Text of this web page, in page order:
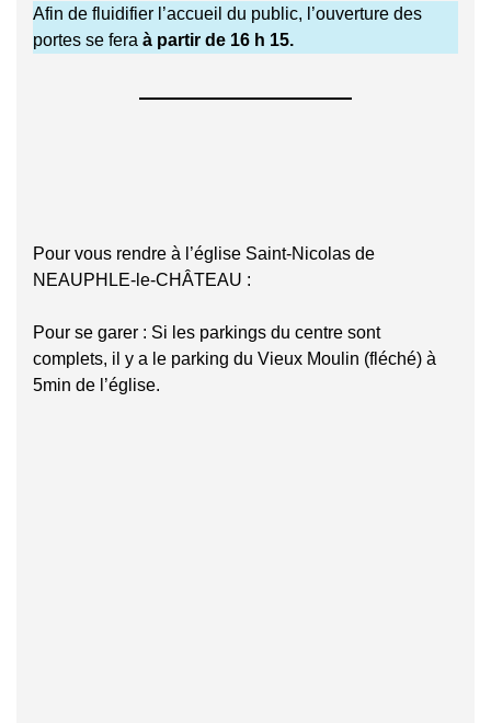
Afin de fluidifier l’accueil du public, l’ouverture des
portes se fera à partir de 16 h 15.
Pour vous rendre à l’église Saint-Nicolas de
NEAUPHLE-le-CHÂTEAU :
Pour se garer : Si les parkings du centre sont
complets, il y a le parking du Vieux Moulin (fléché) à
5min de l’église.